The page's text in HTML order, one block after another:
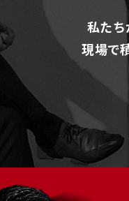
私た
現場で